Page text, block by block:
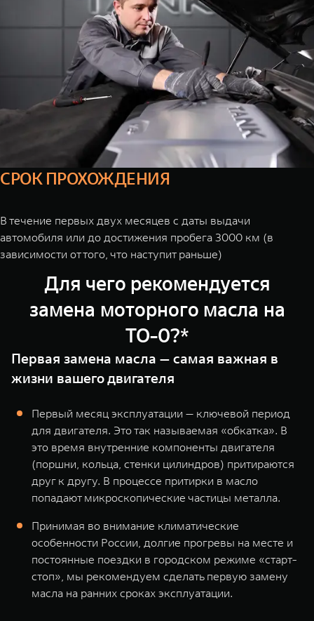
СРОК ПРОХОЖДЕНИЯ
В течение первых двух месяцев с даты выдачи
автомобиля или до достижения пробега 3000 км (в
зависимости от того, что наступит раньше)
Для чего рекомендуется
замена моторного масла на
ТО-0?*
Первая замена масла — самая важная в
жизни вашего двигателя
Первый месяц эксплуатации — ключевой период
для двигателя. Это так называемая «обкатка». В
это время внутренние компоненты двигателя
(поршни, кольца, стенки цилиндров) притираются
друг к другу. В процессе притирки в масло
попадают микроскопические частицы металла.
Принимая во внимание климатические
особенности России, долгие прогревы на месте и
постоянные поездки в городском режиме «старт-
стоп», мы рекомендуем сделать первую замену
масла на ранних сроках эксплуатации.